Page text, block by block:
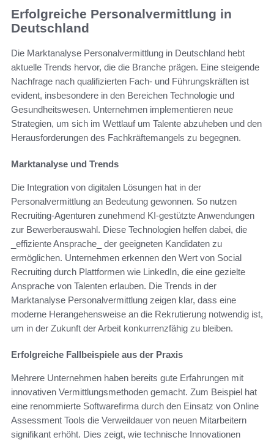
Erfolgreiche Personalvermittlung in
Deutschland
Die Marktanalyse Personalvermittlung in Deutschland hebt
aktuelle Trends hervor, die die Branche prägen. Eine steigende
Nachfrage nach qualifizierten Fach- und Führungskräften ist
evident, insbesondere in den Bereichen Technologie und
Gesundheitswesen. Unternehmen implementieren neue
Strategien, um sich im Wettlauf um Talente abzuheben und den
Herausforderungen des Fachkräftemangels zu begegnen.
Marktanalyse und Trends
Die Integration von digitalen Lösungen hat in der
Personalvermittlung an Bedeutung gewonnen. So nutzen
Recruiting-Agenturen zunehmend KI-gestützte Anwendungen
zur Bewerberauswahl. Diese Technologien helfen dabei, die
_effiziente Ansprache_ der geeigneten Kandidaten zu
ermöglichen. Unternehmen erkennen den Wert von Social
Recruiting durch Plattformen wie LinkedIn, die eine gezielte
Ansprache von Talenten erlauben. Die Trends in der
Marktanalyse Personalvermittlung zeigen klar, dass eine
moderne Herangehensweise an die Rekrutierung notwendig ist,
um in der Zukunft der Arbeit konkurrenzfähig zu bleiben.
Erfolgreiche Fallbeispiele aus der Praxis
Mehrere Unternehmen haben bereits gute Erfahrungen mit
innovativen Vermittlungsmethoden gemacht. Zum Beispiel hat
eine renommierte Softwarefirma durch den Einsatz von Online
Assessment Tools die Verweildauer von neuen Mitarbeitern
signifikant erhöht. Dies zeigt, wie technische Innovationen